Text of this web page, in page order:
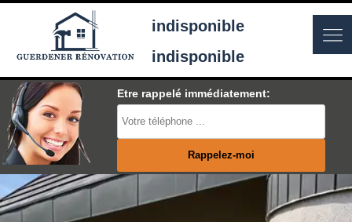
indisponible
indisponible
Etre rappelé immédiatement: